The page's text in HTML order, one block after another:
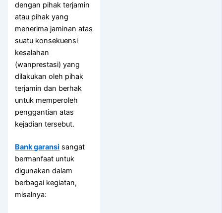
dengan pihak terjamin
atau pihak yang
menerima jaminan atas
suatu konsekuensi
kesalahan
(wanprestasi) yang
dilakukan oleh pihak
terjamin dan berhak
untuk memperoleh
penggantian atas
kejadian tersebut.
Bank garansi sangat
bermanfaat untuk
digunakan dalam
berbagai kegiatan,
misalnya: